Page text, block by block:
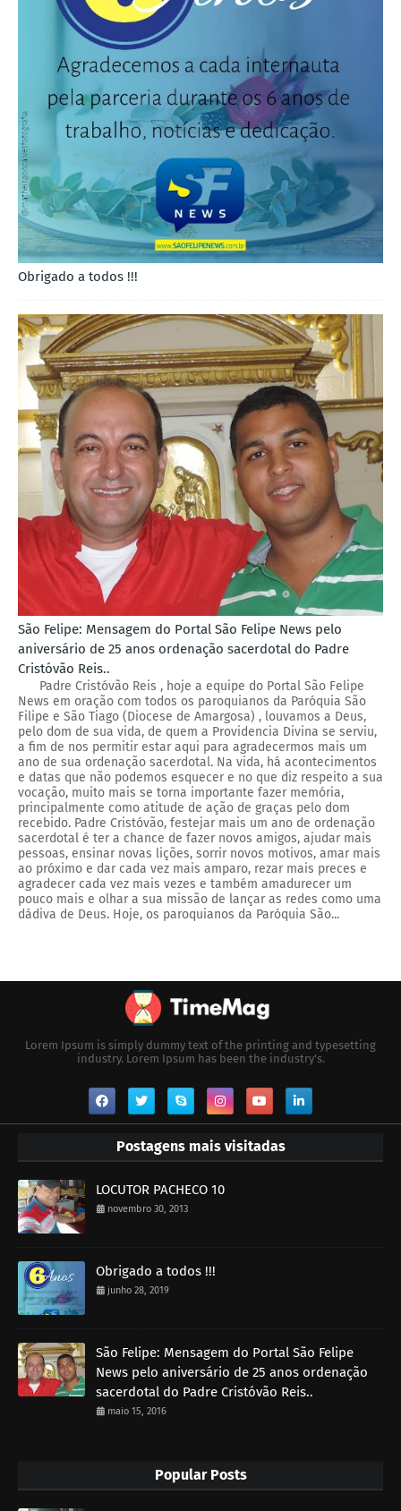
Obrigado a todos !!!
São Felipe: Mensagem do Portal São Felipe News pelo
aniversário de 25 anos ordenação sacerdotal do Padre
Cristóvão Reis..
Padre Cristóvão Reis , hoje a equipe do Portal São Felipe
News em oração com todos os paroquianos da Paróquia São
Filipe e São Tiago (Diocese de Amargosa) , louvamos a Deus,
pelo dom de sua vida, de quem a Providencia Divina se serviu,
a fim de nos permitir estar aqui para agradecermos mais um
ano de sua ordenação sacerdotal. Na vida, há acontecimentos
e datas que não podemos esquecer e no que diz respeito a sua
vocação, muito mais se torna importante fazer memória,
principalmente como atitude de ação de graças pelo dom
recebido. Padre Cristóvão, festejar mais um ano de ordenação
sacerdotal é ter a chance de fazer novos amigos, ajudar mais
pessoas, ensinar novas lições, sorrir novos motivos, amar mais
ao próximo e dar cada vez mais amparo, rezar mais preces e
agradecer cada vez mais vezes e também amadurecer um
pouco mais e olhar a sua missão de lançar as redes como uma
dádiva de Deus. Hoje, os paroquianos da Paróquia São...
Lorem Ipsum is simply dummy text of the printing and typesetting
industry. Lorem Ipsum has been the industry's.
Postagens mais visitadas
LOCUTOR PACHECO 10
novembro 30, 2013
Obrigado a todos !!!
junho 28, 2019
São Felipe: Mensagem do Portal São Felipe
News pelo aniversário de 25 anos ordenação
sacerdotal do Padre Cristóvão Reis..
maio 15, 2016
Popular Posts